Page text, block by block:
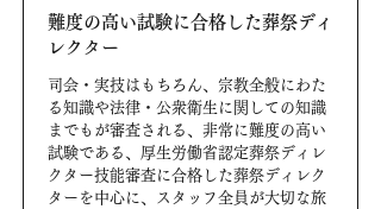
難度の高い試験に合格した葬祭ディ
レクター
司会・実技はもちろん、宗教全般にわた
る知識や法律・公衆衛生に関しての知識
までもが審査される、非常に難度の高い
試験である、厚生労働省認定葬祭ディレ
クター技能審査に合格した葬祭ディレク
ターを中心に、スタッフ全員が大切な旅